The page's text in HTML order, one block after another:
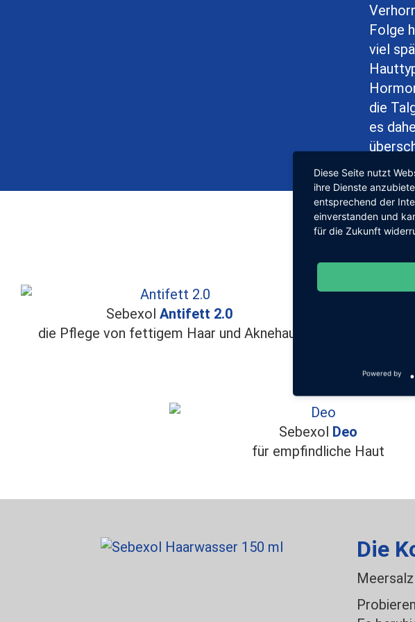
Folge
viel
die
es
SebexolAntifett 2.0
die Pflege von fettigem Haar und Aknehaut
das milde
Sebexol Deo
für empfindliche Haut
Die
Diese Seite nutzt
ihre Dienste
entsprechend der
einverstanden und
für die Zukunft
Powered by